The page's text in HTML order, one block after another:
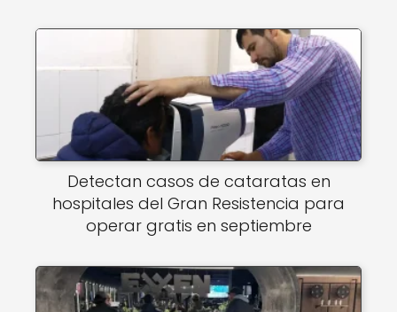
Detectan casos de cataratas en
hospitales del Gran Resistencia para
operar gratis en septiembre